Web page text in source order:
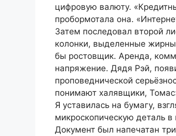
цифровую валюту.
пробормотала она.
Затем последовал второй
колонки, выделенные
бы ростовщик. Аренда,
напряжение. Дядя Рэй,
проповеднической
понимают халявщики,
Я уставилась на бумагу,
микроскопическую деталь
Документ был напечатан